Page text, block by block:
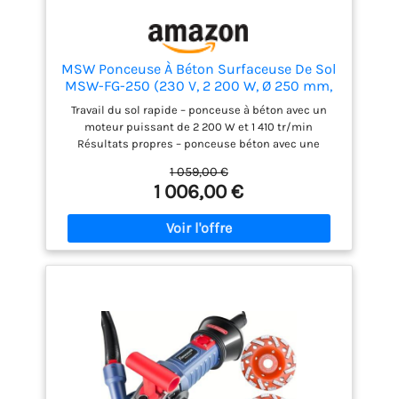
MSW Ponceuse À Béton Surfaceuse De Sol
MSW-FG-250 (230 V, 2 200 W, Ø 250 mm,
Poignée 94,5-119 cm)
Travail du sol rapide – ponceuse à béton avec un
moteur puissant de 2 200 W et 1 410 tr/min
Résultats propres – ponceuse béton avec une
gauche et à droite Manipulation confortable –
ponceuse de sol avec une poignée réglable en
hauteur et aux deux grandes roues Options
professionnelles – surfaceuse béton pour le
ponçage humide et sec avec un aspirateur et un
raccordement à l'eau Facile à transporter –
disque de meulage n’est pas inclus. Vous pouvez
l’acheter séparément.
1 059,00 €
1 006,00 €